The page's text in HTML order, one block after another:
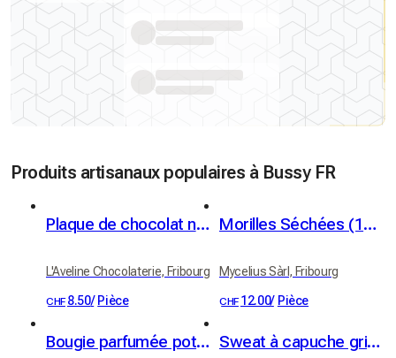
Produits artisanaux populaires à Bussy FR
Plaque de chocolat noir - noisettes rôties & caramélisées
L'Aveline Chocolaterie, Fribourg
CHF 8.50/ Pièce
Morilles Séchées (10g)
Mycelius Sàrl, Fribourg
CHF 12.00/ Pièce
Bougie parfumée pot céramique "Nuit d'agrumes" Sweat à capuche gris Charlie&Berlioz Taille S